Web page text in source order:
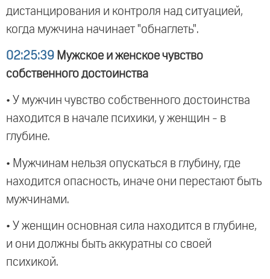
дистанцирования и контроля над ситуацией,
когда мужчина начинает "обнаглеть".
02:25:39 Мужское и женское чувство
собственного достоинства
• У мужчин чувство собственного достоинства
находится в начале психики, у женщин - в
глубине.
• Мужчинам нельзя опускаться в глубину, где
находится опасность, иначе они перестают быть
мужчинами.
• У женщин основная сила находится в глубине,
и они должны быть аккуратны со своей
психикой.